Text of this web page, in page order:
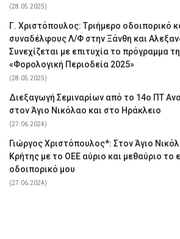
(28.05.2025)
Γ. Χριστόπουλος: Tριήμερο οδοιπορικό
συναδέλφους Λ/Φ στην Ξάνθη και
Συνεχίζεται με επιτυχία το πρόγραμμα
«Φορολογική Περιοδεία 2025»
(28.05.2025)
Διεξαγωγή Σεμιναρίων από το 14ο ΠΤ
στον Άγιο Νικόλαο και στο Ηράκλειο
(27.06.2024)
Γιώργος Χριστόπουλος*: Στον Άγιο
Κρήτης με το ΟΕΕ αύριο και μεθαύριο το
οδοιπορικό μου
(27.06.2024)